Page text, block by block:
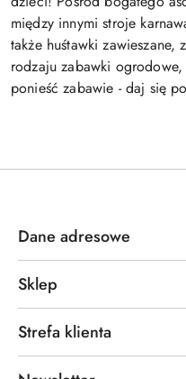
między innymi stroje
także huśtawki
rodzaju zabawki
ponieść zabawie - daj się
Dane adresowe
Sklep
Strefa klienta